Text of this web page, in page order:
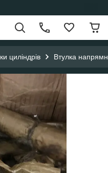
циліндрів Втулка